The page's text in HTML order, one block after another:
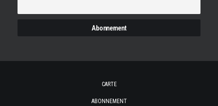
CARTE
ABONNEMENT